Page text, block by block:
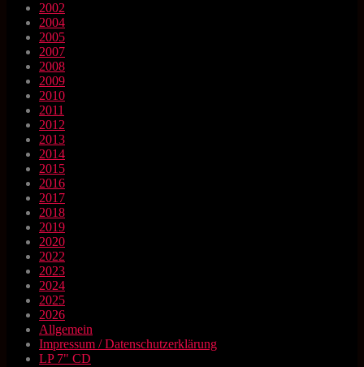
2002
2004
2005
2007
2008
2009
2010
2011
2012
2013
2014
2015
2016
2017
2018
2019
2020
2022
2023
2024
2025
2026
Allgemein
Impressum / Datenschutzerklärung
LP 7" CD